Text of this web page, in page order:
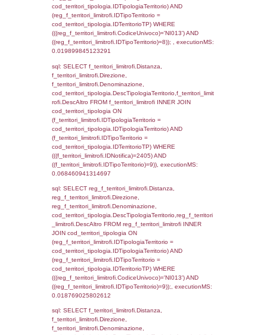
cod_territori_tipologia.IDTipologiaTerritorio)
(f_territori_limitrofi.IDTipoTerritorio =
cod_territori_tipologia.IDTerritorioTP)
(((f_territori_limitrofi.IDNotifica)=2405) AND
((f_territori_limitrofi.IDTipoTerritorio)=2)),
0.068744897842407
sql: SELECT f_territori_limitrofi.Distanza,
f_territori_limitrofi.Direzione,
f_territori_limitrofi.Denominazione,
f_territori_limitrofi.DescAltro FROM
JOIN cod_territori_tipologia ON
cod_territori_tipologia.IDTipologiaTerritorio)
(f_territori_limitrofi.IDTipoTerritorio =
cod_territori_tipologia.IDTerritorioTP)
(((f_territori_limitrofi.IDNotifica)=2405) AND
((f_territori_limitrofi.IDTipoTerritorio)=3)),
0.070134162902832
sql: SELECT f_territori_limitrofi.Distanza,
f_territori_limitrofi.Denominazione,